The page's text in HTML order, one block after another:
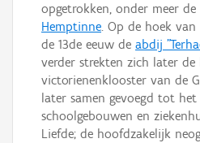
opgetrokken, onder meer
Hemptinne. Op de hoek
de 13de eeuw de abdij
verder strekten zich later
victorienenklooster van de
later samen gevoegd tot
schoolgebouwen en
Liefde; de hoofdzakelijk